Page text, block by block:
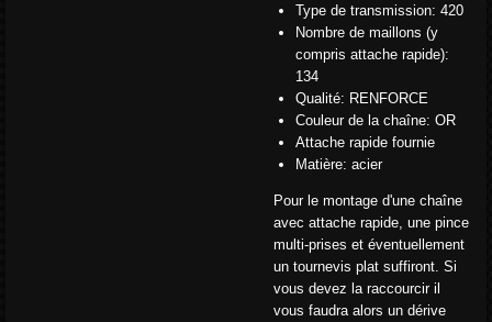
Type de transmission: 420
Nombre de maillons (y
compris attache rapide):
134
Qualité: RENFORCE
Couleur de la chaîne: OR
Attache rapide fournie
Matière: acier
Pour le montage d'une chaîne
avec attache rapide, une pince
multi-prises et éventuellement
un tournevis plat suffiront. Si
vous devez la raccourcir il
vous faudra alors un dérive